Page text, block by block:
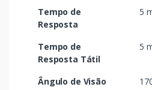
Tempo de
Resposta
5
Tempo de
Resposta Tátil
5
Ângulo de Visão